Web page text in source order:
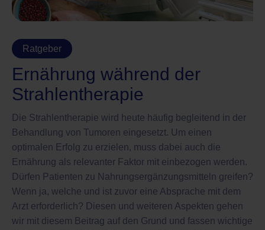
Ratgeber
Ernährung während der
Strahlentherapie
Die Strahlentherapie wird heute häufig begleitend in der
Behandlung von Tumoren eingesetzt. Um einen
optimalen Erfolg zu erzielen, muss dabei auch die
Ernährung als relevanter Faktor mit einbezogen werden.
Dürfen Patienten zu Nahrungsergänzungsmitteln greifen?
Wenn ja, welche und ist zuvor eine Absprache mit dem
Arzt erforderlich? Diesen und weiteren Aspekten gehen
wir mit diesem Beitrag auf den Grund und fassen wichtige